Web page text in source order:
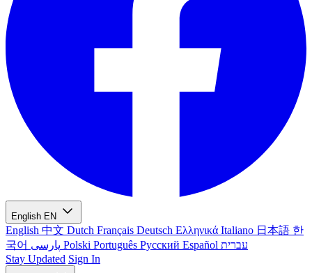
English EN
English 中文 Dutch Français Deutsch Ελληνικά Italiano 日本語 한
국어
Polski Português Русский Español עברית
Stay Updated Sign In